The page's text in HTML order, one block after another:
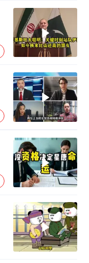
如何把百年大党建设得更加坚强有力？